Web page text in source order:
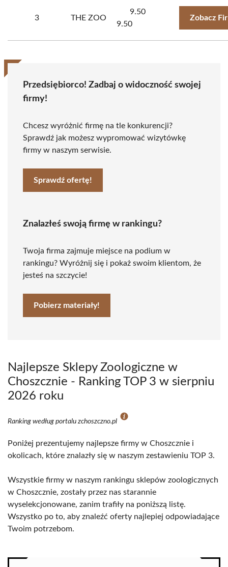
3 THE ZOO
9.50
9.50
Zobacz
Przedsiębiorco! Zadbaj o widoczność swojej
firmy!
Chcesz wyróżnić firmę na tle konkurencji?
Sprawdź jak możesz wypromować wizytówkę
firmy w naszym serwisie.
Sprawdź ofertę!
Znalazłeś swoją firmę w rankingu?
Twoja firma zajmuje miejsce na podium w
rankingu? Wyróżnij się i pokaż swoim klientom, że
jesteś na szczycie!
Pobierz materiały!
Najlepsze Sklepy Zoologiczne w
Choszcznie - Ranking TOP 3 w sierpniu
2026 roku
Ranking według portalu zchoszczno.pl
Poniżej prezentujemy najlepsze firmy w Choszcznie i
okolicach, które znalazły się w naszym zestawieniu TOP 3.
Wszystkie firmy w naszym rankingu sklepów zoologicznych
w Choszcznie, zostały przez nas starannie
wyselekcjonowane, zanim trafiły na poniższą listę.
Wszystko po to, aby znaleźć oferty najlepiej odpowiadające
Twoim potrzebom.